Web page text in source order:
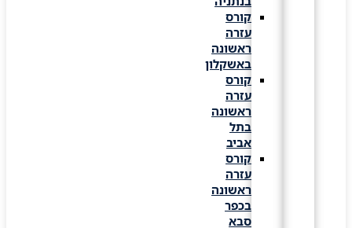
קורס
עזרה
ראשונה
באשקלון
קורס
עזרה
ראשונה
קורס
עזרה
ראשונה
בכפר